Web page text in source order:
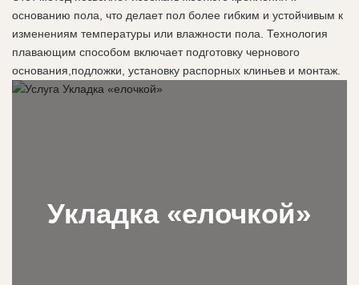
основанию пола, что делает пол более гибким и устойчивым к
изменениям температуры или влажности пола. Технология
плавающим способом включает подготовку чернового
основания,подложки, установку распорных клиньев и монтаж.
Укладка «елочкой»